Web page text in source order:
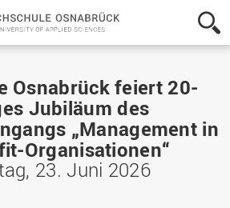
Hochschule
Osnabrück
-
of
Applied
Osnabrück feiert 20-
Jubiläum des
„Management in
Organisationen“
23. Juni 2026